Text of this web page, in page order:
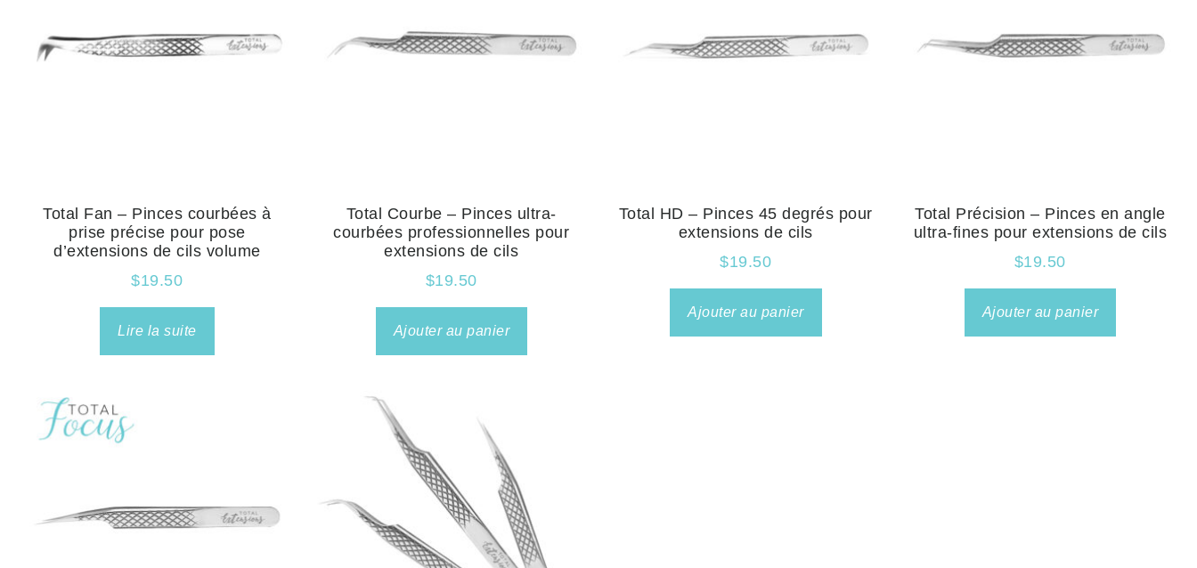
Total Fan – Pinces courbées à
prise précise pour pose
d’extensions de cils volume
$19.50
Lire la suite
Total Courbe – Pinces ultra-
courbées professionnelles pour
extensions de cils
$19.50
Ajouter au panier
Total HD – Pinces 45 degrés pour
extensions de cils
$19.50
Ajouter au panier
Total Précision – Pinces en angle
ultra-fines pour extensions de cils
$19.50
Ajouter au panier